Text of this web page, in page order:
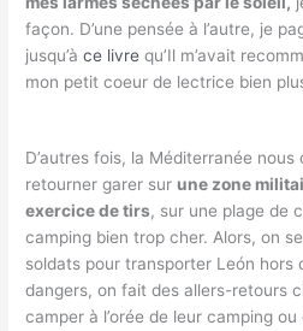
façon. D’une pensée à l’autre, je
jusqu’àce livre qu’Il m’avait
mon petit coeur de lectrice bien
D’autres fois, la Méditerranée
retourner garer sur une zone
exercice de tirs, sur une plage de
camping bien trop cher. Alors, on
soldats pour transporter León hors
dangers, on fait des allers-retours
camper à l’orée de leur camping